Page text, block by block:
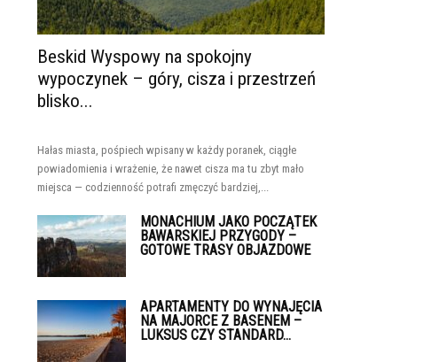
Beskid Wyspowy na spokojny
wypoczynek – góry, cisza i przestrzeń
blisko...
Hałas miasta, pośpiech wpisany w każdy poranek, ciągłe
powiadomienia i wrażenie, że nawet cisza ma tu zbyt mało
miejsca — codzienność potrafi zmęczyć bardziej,...
MONACHIUM JAKO POCZĄTEK
BAWARSKIEJ PRZYGODY –
GOTOWE TRASY OBJAZDOWE
APARTAMENTY DO WYNAJĘCIA
NA MAJORCE Z BASENEM –
LUKSUS CZY STANDARD...